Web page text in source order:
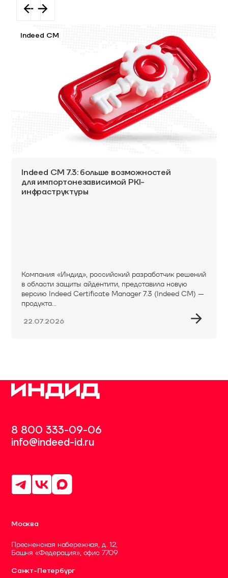
Indeed CM
Indeed CM 7.3: больше возможностей
для импортонезависимой PKI-
инфраструктуры
Компания «Индид», российский разработчик решений
в области защиты айдентити, представила новую
версию Indeed Certificate Manager 7.3 (Indeed CM) —
продукта...
22.07.2026
8 800 333-09-06
info@indeed-id.ru
Москва
Пресненская набережная, д. 12,
Башня «Федерация», офис 7709
Санкт-Петербург